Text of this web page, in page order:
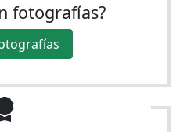
fotografías?